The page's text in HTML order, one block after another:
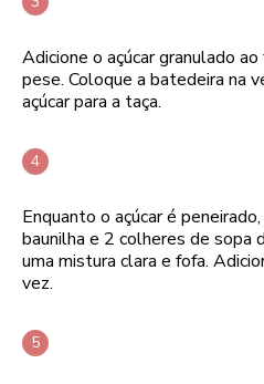
Adicione o açúcar granulado
pese. Coloque a batedeira na
açúcar para a taça.
Enquanto o açúcar é
baunilha e 2 colheres de
uma mistura clara e fofa.
vez.